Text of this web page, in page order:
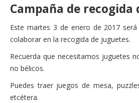
Instagram
Bluesky
Portavoz Municipal
Consejo Ciudadano Municipal
Actas Consejo Ciudadano
Contacto
Campaña de recogida
Este martes 3 de enero de 2017
colaborar en la recogida de juguetes.
Recuerda que necesitamos juguetes
no bélicos.
Puedes traer juegos de mesa,
etcétera.